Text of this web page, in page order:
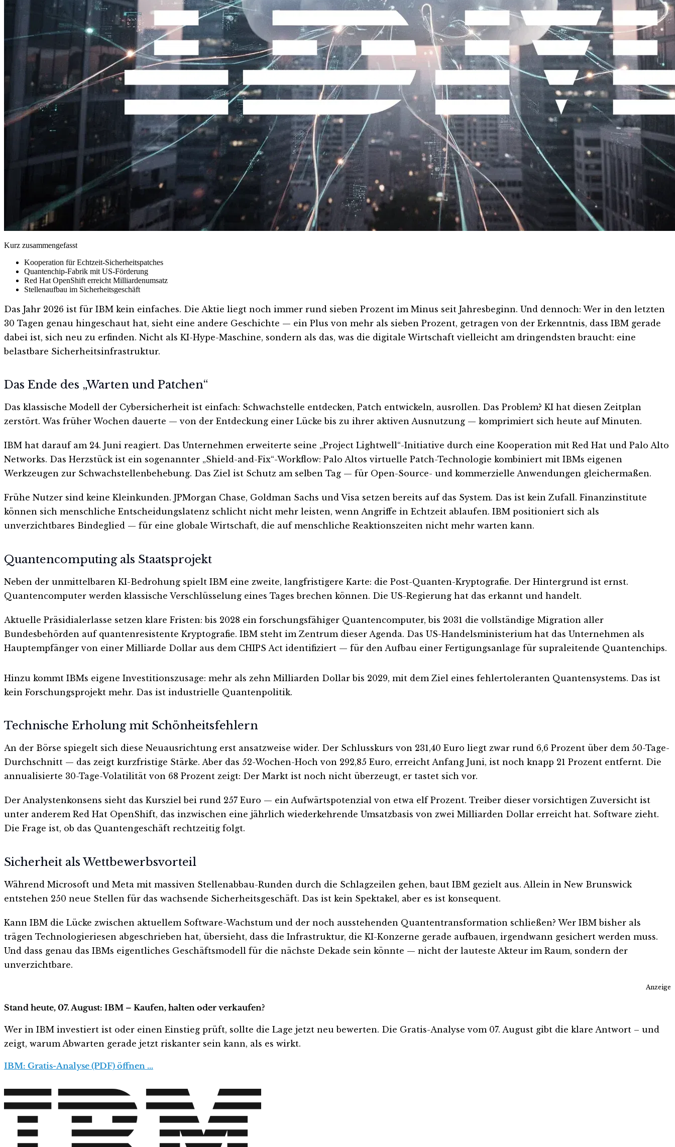
Kurz zusammengefasst
Kooperation für Echtzeit-Sicherheitspatches
Quantenchip-Fabrik mit US-Förderung
Red Hat OpenShift erreicht Milliardenumsatz
Stellenaufbau im Sicherheitsgeschäft
Das Jahr 2026 ist für IBM kein einfaches. Die Aktie liegt noch immer rund sieben Prozent im Minus seit Jahresbeginn. Und dennoch: Wer in den letzten
30 Tagen genau hingeschaut hat, sieht eine andere Geschichte — ein Plus von mehr als sieben Prozent, getragen von der Erkenntnis, dass IBM gerade
dabei ist, sich neu zu erfinden. Nicht als KI-Hype-Maschine, sondern als das, was die digitale Wirtschaft vielleicht am dringendsten braucht: eine
belastbare Sicherheitsinfrastruktur.
Das Ende des „Warten und Patchen“
Das klassische Modell der Cybersicherheit ist einfach: Schwachstelle entdecken, Patch entwickeln, ausrollen. Das Problem? KI hat diesen Zeitplan
zerstört. Was früher Wochen dauerte — von der Entdeckung einer Lücke bis zu ihrer aktiven Ausnutzung — komprimiert sich heute auf Minuten.
IBM hat darauf am 24. Juni reagiert. Das Unternehmen erweiterte seine „Project Lightwell“-Initiative durch eine Kooperation mit Red Hat und Palo Alto
Networks. Das Herzstück ist ein sogenannter „Shield-and-Fix“-Workflow: Palo Altos virtuelle Patch-Technologie kombiniert mit IBMs eigenen
Werkzeugen zur Schwachstellenbehebung. Das Ziel ist Schutz am selben Tag — für Open-Source- und kommerzielle Anwendungen gleichermaßen.
Frühe Nutzer sind keine Kleinkunden. JPMorgan Chase, Goldman Sachs und Visa setzen bereits auf das System. Das ist kein Zufall. Finanzinstitute
können sich menschliche Entscheidungslatenz schlicht nicht mehr leisten, wenn Angriffe in Echtzeit ablaufen. IBM positioniert sich als
unverzichtbares Bindeglied — für eine globale Wirtschaft, die auf menschliche Reaktionszeiten nicht mehr warten kann.
Quantencomputing als Staatsprojekt
Neben der unmittelbaren KI-Bedrohung spielt IBM eine zweite, langfristigere Karte: die Post-Quanten-Kryptografie. Der Hintergrund ist ernst.
Quantencomputer werden klassische Verschlüsselung eines Tages brechen können. Die US-Regierung hat das erkannt und handelt.
Aktuelle Präsidialerlasse setzen klare Fristen: bis 2028 ein forschungsfähiger Quantencomputer, bis 2031 die vollständige Migration aller
Bundesbehörden auf quantenresistente Kryptografie. IBM steht im Zentrum dieser Agenda. Das US-Handelsministerium hat das Unternehmen als
Hauptempfänger von einer Milliarde Dollar aus dem CHIPS Act identifiziert — für den Aufbau einer Fertigungsanlage für supraleitende Quantenchips.
Hinzu kommt IBMs eigene Investitionszusage: mehr als zehn Milliarden Dollar bis 2029, mit dem Ziel eines fehlertoleranten Quantensystems. Das ist
kein Forschungsprojekt mehr. Das ist industrielle Quantenpolitik.
Technische Erholung mit Schönheitsfehlern
An der Börse spiegelt sich diese Neuausrichtung erst ansatzweise wider. Der Schlusskurs von 231,40 Euro liegt zwar rund 6,6 Prozent über dem 50-Tage-
Durchschnitt — das zeigt kurzfristige Stärke. Aber das 52-Wochen-Hoch von 292,85 Euro, erreicht Anfang Juni, ist noch knapp 21 Prozent entfernt. Die
annualisierte 30-Tage-Volatilität von 68 Prozent zeigt: Der Markt ist noch nicht überzeugt, er tastet sich vor.
Der Analystenkonsens sieht das Kursziel bei rund 257 Euro — ein Aufwärtspotenzial von etwa elf Prozent. Treiber dieser vorsichtigen Zuversicht ist
unter anderem Red Hat OpenShift, das inzwischen eine jährlich wiederkehrende Umsatzbasis von zwei Milliarden Dollar erreicht hat. Software zieht.
Die Frage ist, ob das Quantengeschäft rechtzeitig folgt.
Sicherheit als Wettbewerbsvorteil
Während Microsoft und Meta mit massiven Stellenabbau-Runden durch die Schlagzeilen gehen, baut IBM gezielt aus. Allein in New Brunswick
entstehen 250 neue Stellen für das wachsende Sicherheitsgeschäft. Das ist kein Spektakel, aber es ist konsequent.
Kann IBM die Lücke zwischen aktuellem Software-Wachstum und der noch ausstehenden Quantentransformation schließen? Wer IBM bisher als
trägen Technologieriesen abgeschrieben hat, übersieht, dass die Infrastruktur, die KI-Konzerne gerade aufbauen, irgendwann gesichert werden muss.
Und dass genau das IBMs eigentliches Geschäftsmodell für die nächste Dekade sein könnte — nicht der lauteste Akteur im Raum, sondern der
unverzichtbare.
Anzeige
Stand heute, 07. August: IBM – Kaufen, halten oder verkaufen?
Wer in IBM investiert ist oder einen Einstieg prüft, sollte die Lage jetzt neu bewerten. Die Gratis-Analyse vom 07. August gibt die klare Antwort – und
zeigt, warum Abwarten gerade jetzt riskanter sein kann, als es wirkt.
IBM: Gratis-Analyse (PDF) öffnen …